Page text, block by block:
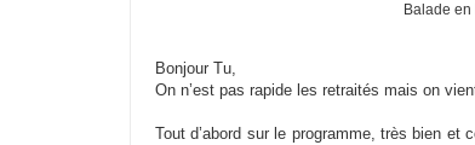
Balade
Bonjour Tu,
On n’est pas rapide les retraités mais on
Tout d’abord sur le programme, très bien